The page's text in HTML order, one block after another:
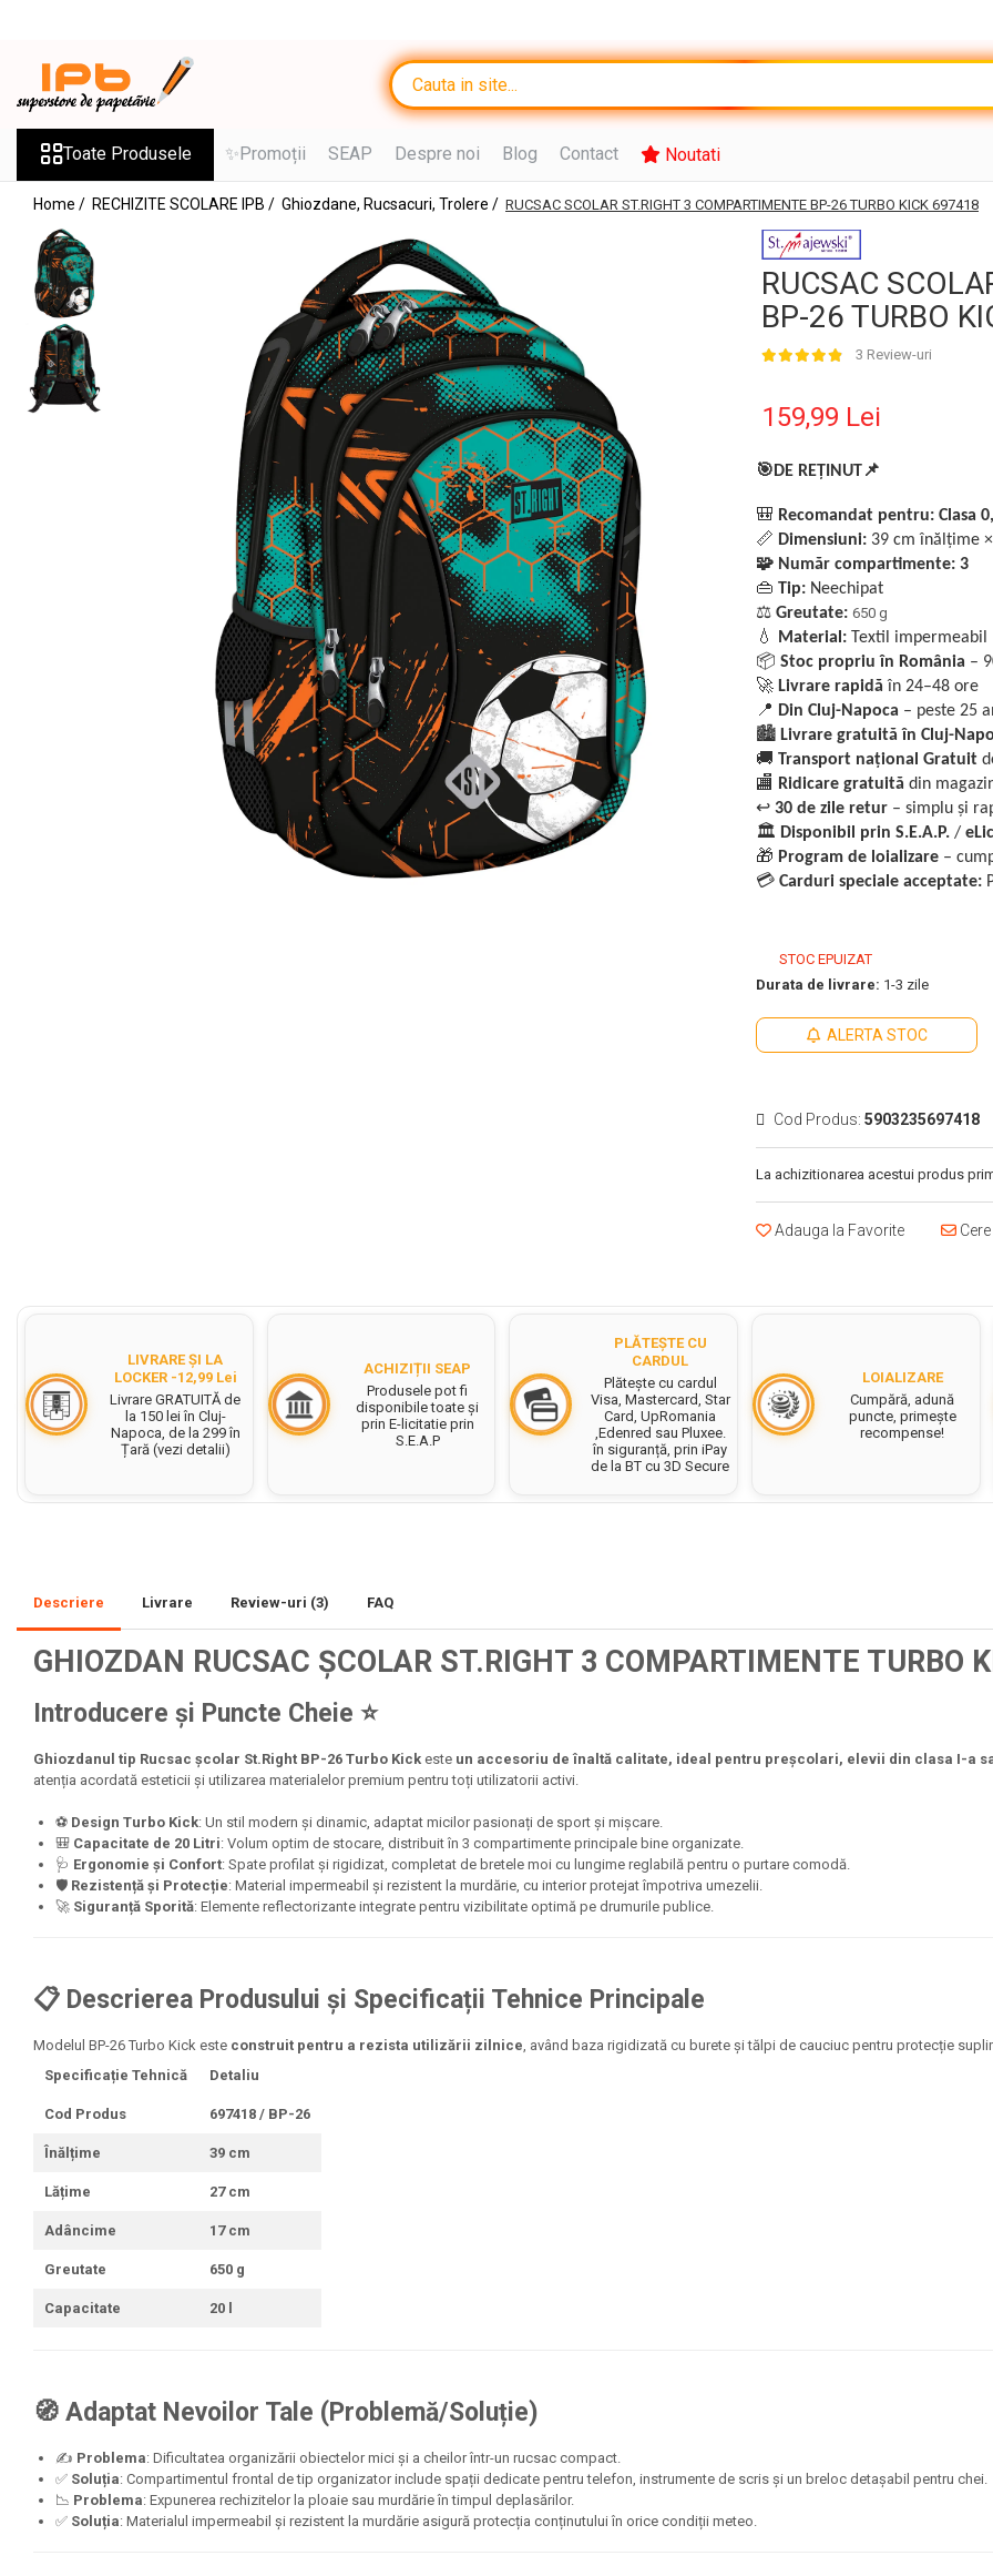
Toate Produsele
Ghiozdane, Rucsacuri, Trolere
Penare, Etuiuri, Necessaire
Caiete
Caiete cu 2 sau mai multe
subiecte
Caiete de Calitate
Blocuri de desen
Stilouri si Rollere cu Cerneala
Cerneala Stilouri, Patroane
Creioane cerate colorate
Instrumente pentru scris kids
Jocuri Educative si Puzzle-uri
Foarfece pentru copii
Hartie si carton colorate
Hartie Creponata, Hartie
Mape Birou/ Dosare Scolare
Sticle, caserole, pusculite,
suporturi copii
Stickere scolare
Seturi scolare
Radiera
Socotitoare, Betisoare
Carti de Colorat pentru copii
Carnetele notite copii
Jurnale cu cheita, lacat,
magnet
Pasta modelatoare
Harti de perete
Creta scolara
Glob Pamantesc Scolar
Materiale Didactice
Instrumente geometrie pentru
Tablite de desenat magnetice
Articole papetarie pentru copii
Banda adeziva
Compas scolar
Pixuri cu radiera
Toate Produsele ✨Promoții SEAP Despre noi Blog Contact Noutati
Home / RECHIZITE SCOLARE IPB / Ghiozdane, Rucsacuri, Trolere / RUCSAC SCOLAR ST.RIGHT 3 COMPARTIMENTE BP-26 TURBO KICK 697418
RUCSAC
BP-26 TURBO
3 Review-uri
159,99 Lei
🎯 DE REȚINUT📌
🎒 Recomandat pentru: Clasa
📏 Dimensiuni: 39 cm înălțime
🧩 Număr compartimente: 3
👜 Tip: Neechipat
⚖️ Greutate: 650 g
💧 Material: Textil impermeabil
📦 Stoc propriu în România –
🚀 Livrare rapidă în 24–48 ore
📍 Din Cluj-Napoca – peste 25
🏙️ Livrare gratuită în Cluj-
🚚 Transport național Gratuit
🏬
Ridicare gratuită din
↩️ 30 de zile retur – simplu și
🏛️ Disponibil prin S.E.A.P. /
🎁 Program de loializare –
💳 Carduri speciale acceptate:
STOC EPUIZAT
Durata de livrare: 1-3 zile
ALERTA STOC
Cod Produs: 5903235697418
La achizitionarea acestui produs
Adauga la Favorite
LIVRARE ȘI LA
LOCKER -12,99 Lei
Livrare GRATUITĂ de
la 150 lei în Cluj-
Napoca, de la 299 în
Țară (vezi detalii)
ACHIZIȚII SEAP
Produsele pot fi
disponibile toate și
prin E-licitatie prin
S.E.A.P
PLĂTEȘTE CU
CARDUL
Plătește cu cardul
Visa, Mastercard, Star
Card, UpRomania
,Edenred sau Pluxee.
în siguranță, prin iPay
de la BT cu 3D Secure
LOIALIZARE
Cumpără, adună
puncte, primește
recompense!
Descriere Livrare Review-uri (3) FAQ
GHIOZDAN RUCSAC ȘCOLAR ST.RIGHT 3 COMPARTIMENTE TURBO
Introducere și Puncte Cheie ⭐
Ghiozdanul tip Rucsac școlar St.Right BP-26 Turbo Kick este un accesoriu de înaltă calitate, ideal pentru preșcolari, elevii din clasa I-a
atenția acordată esteticii și utilizarea materialelor premium pentru toți utilizatorii activi.
⚽ Design Turbo Kick: Un stil modern și dinamic, adaptat micilor pasionați de sport și mișcare.
🎒 Capacitate de 20 Litri: Volum optim de stocare, distribuit în 3 compartimente principale bine organizate.
🩺 Ergonomie și Confort: Spate profilat și rigidizat, completat de bretele moi cu lungime reglabilă pentru o purtare comodă.
🛡️ Rezistență și Protecție: Material impermeabil și rezistent la murdărie, cu interior protejat împotriva umezelii.
🚀 Siguranță Sporită: Elemente reflectorizante integrate pentru vizibilitate optimă pe drumurile publice.
📋 Descrierea Produsului și Specificații Tehnice Principale
Modelul BP-26 Turbo Kick este construit pentru a rezista utilizării zilnice, având baza rigidizată cu burete și tălpi de cauciuc pentru protecție
Specificație Tehnică
Detaliu
Cod Produs 697418 / BP-26
Înălțime 39 cm
Lățime 27 cm
Adâncime 17 cm
Greutate 650 g
Capacitate 20 l
🧭 Adaptat Nevoilor Tale (Problemă/Soluție)
✍️ Problema: Dificultatea organizării obiectelor mici și a cheilor într-un rucsac compact.
✅ Soluția: Compartimentul frontal de tip organizator include spații dedicate pentru telefon, instrumente de scris și un breloc detașabil pentru chei.
📉 Problema: Expunerea rechizitelor la ploaie sau murdărie în timpul deplasărilor.
✅ Soluția: Materialul impermeabil și rezistent la murdărie asigură protecția conținutului în orice condiții meteo.